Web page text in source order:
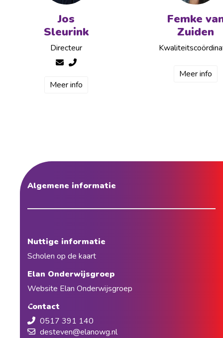
Jos
Sleurink
Directeur
Meer info
Femke
Zuiden
Meer info
Algemene informatie
Nuttige informatie
Scholen op de kaart
Elan Onderwijsgroep
Website Elan Onderwijsgroep
Contact
0517 391 140
desteven@elanowg.nl